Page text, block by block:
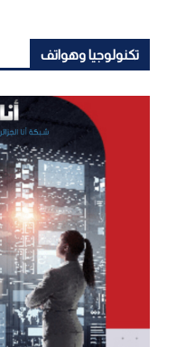
تكنولوجيا وهواتف